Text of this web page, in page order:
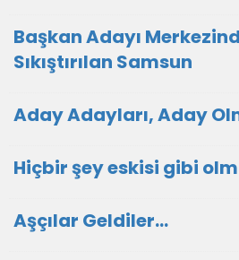
Başkan Adayı
Sıkıştırılan Samsun
Aday Adayları, Aday
Hiçbir şey eskisi gibi
Aşçılar Geldiler…